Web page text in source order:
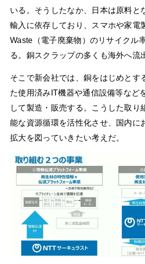
いる。そうしたなか、日本は原料と
輸入に依存しており、スマホや家電
Waste（電子廃棄物）のリサイクル
る。銅スクラップの多くも海外へ流
そこで新会社では、銅をはじめとす
た使用済みIT機器や通信設備等など
して製造・販売する。こうした取り
能な資源循環を活性化させ、国内に
拡大を図っていきたい考えだ。